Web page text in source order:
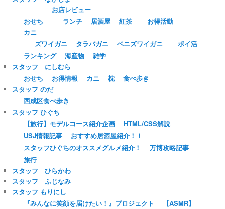
おせち
お店レビュー
ランチ
居酒屋 紅茶
お得活動
カニ
ズワイガニ
タラバガニ ベニズワイガニ
ポイ活
ランキング
海産物
雑学
スタッフ にしむら
おせち
お得情報 カニ 枕
食べ歩き
スタッフ のだ
西成区食べ歩き
スタッフ ひぐち
【旅行】モデルコース紹介企画
HTML/CSS解説
USJ情報記事
おすすめ居酒屋紹介！！
スタッフひぐちのオススメグルメ紹介！
万博攻略記事
旅行
スタッフ ひらかわ
スタッフ ふじなみ
スタッフ もりにし
『みんなに笑顔を届けたい！』プロジェクト
【ASMR】